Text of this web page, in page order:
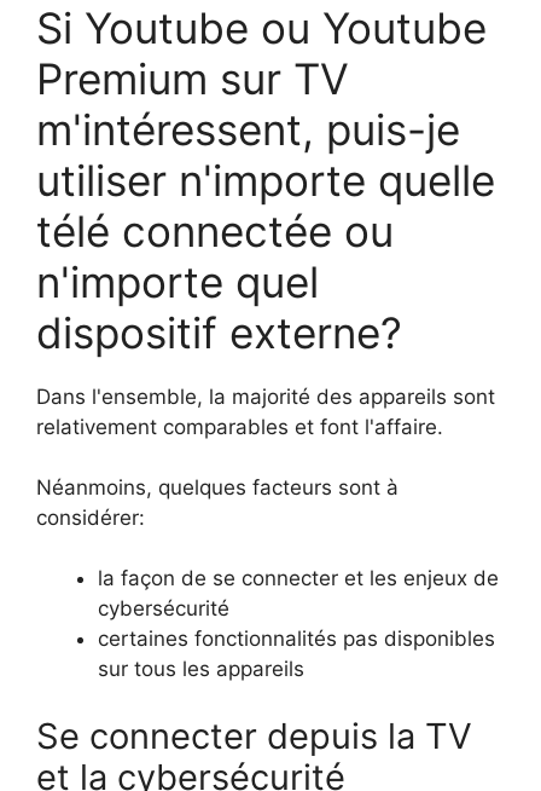
Si Youtube ou Youtube
Premium sur TV
m'intéressent, puis-je
utiliser n'importe quelle
télé connectée ou
n'importe quel
dispositif externe?
Dans l'ensemble, la majorité des appareils sont
relativement comparables et font l'affaire.
Néanmoins, quelques facteurs sont à
considérer:
la façon de se connecter et les enjeux de
cybersécurité
certaines fonctionnalités pas disponibles
sur tous les appareils
Se connecter depuis la TV
et la cybersécurité